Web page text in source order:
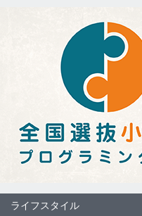
ライフスタイル